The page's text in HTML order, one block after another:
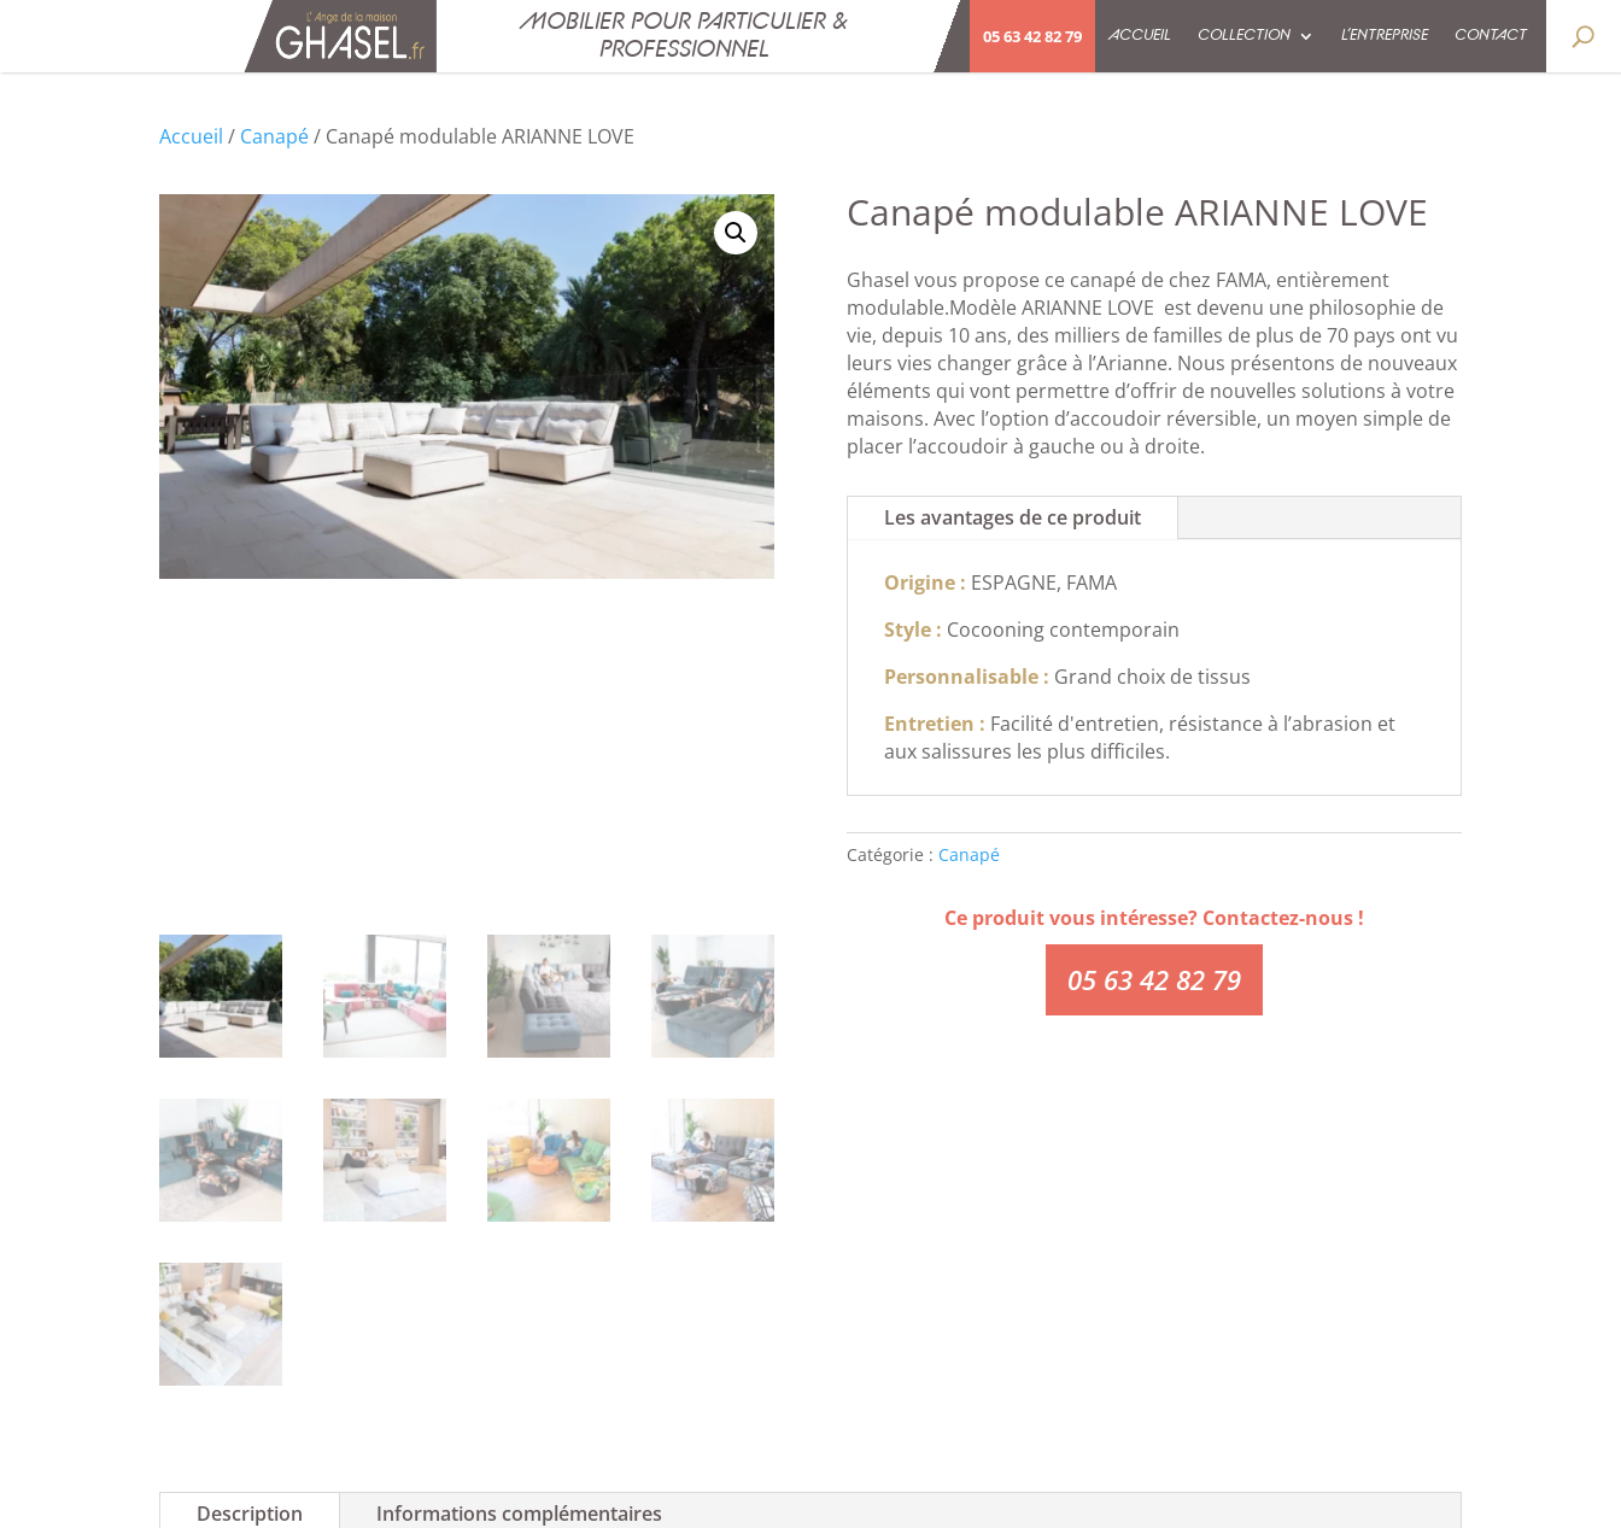
MOBILIER POUR PARTICULIER &
PROFESSIONNEL
05 63 42 82 79 ACCUEIL COLLECTION L’ENTREPRISE CONTACT
Accueil / Canapé/ Canapé modulable ARIANNE LOVE
Canapé modulable ARIANNE LOVE
Ghasel vous propose ce canapé de chez FAMA, entièrement
modulable.Modèle ARIANNE LOVE est devenu une philosophie de
vie, depuis 10 ans, des milliers de familles de plus de 70 pays ont vu
leurs vies changer grâce à l’Arianne. Nous présentons de nouveaux
éléments qui vont permettre d’offrir de nouvelles solutions à votre
maisons. Avec l’option d’accoudoir réversible, un moyen simple de
placer l’accoudoir à gauche ou à droite.
Les avantages de ce produit
Origine : ESPAGNE, FAMA
Style : Cocooning contemporain
Personnalisable : Grand choix de tissus
Entretien : Facilité d'entretien, résistance à l’abrasion et
aux salissures les plus difficiles.
Catégorie : Canapé
Ce produit vous intéresse? Contactez-nous !
05 63 42 82 79
Description Informations complémentaires